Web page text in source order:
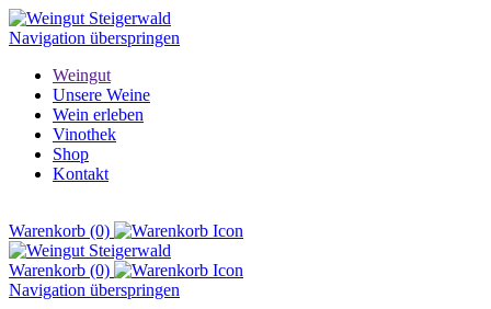
Navigation überspringen
Weingut
Unsere Weine
Wein erleben
Vinothek
Shop
Kontakt
Warenkorb (0)
Warenkorb (0)
Navigation überspringen